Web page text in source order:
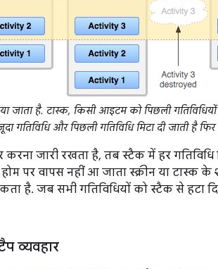
जाता है. टास्क, किसी आइटम को पिछली
गतिविधि और पिछली गतिविधि मिटा दी जाती है
जारी रखता है, तब स्टैक में हर गतिविधि
पर वापस नहीं आ जाता स्क्रीन या टास्क
है. जब सभी गतिविधियों को स्टैक से हटा
व्यवहार